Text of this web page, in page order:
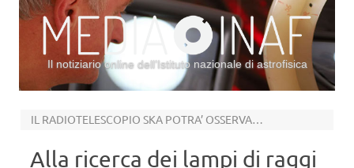
Il notiziario online dell’Istituto nazionale di astrofisica
IL RADIOTELESCOPIO SKA POTRA’ OSSERVARLI
Alla ricerca dei lampi di raggi